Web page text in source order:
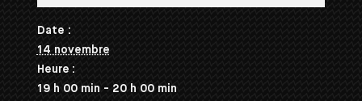
Date :
14 novembre
Heure :
19 h 00 min - 20 h 00 min